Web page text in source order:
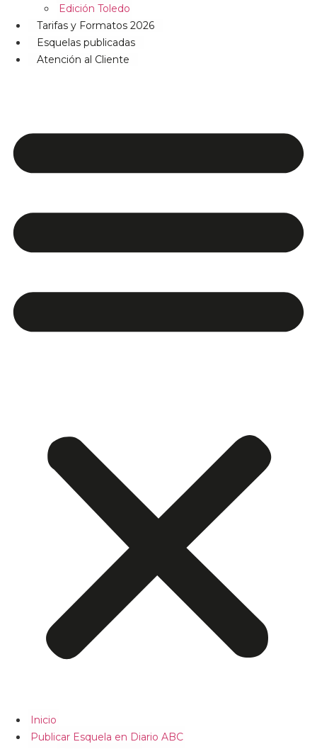
Edición Toledo
Tarifas y Formatos 2026
Esquelas publicadas
Atención al Cliente
Inicio
Publicar Esquela en Diario ABC